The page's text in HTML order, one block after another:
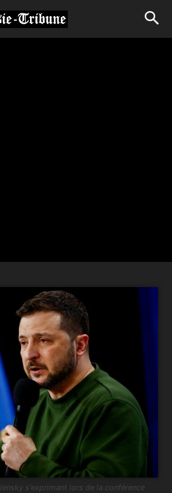
s'exprimant lors de la conférence